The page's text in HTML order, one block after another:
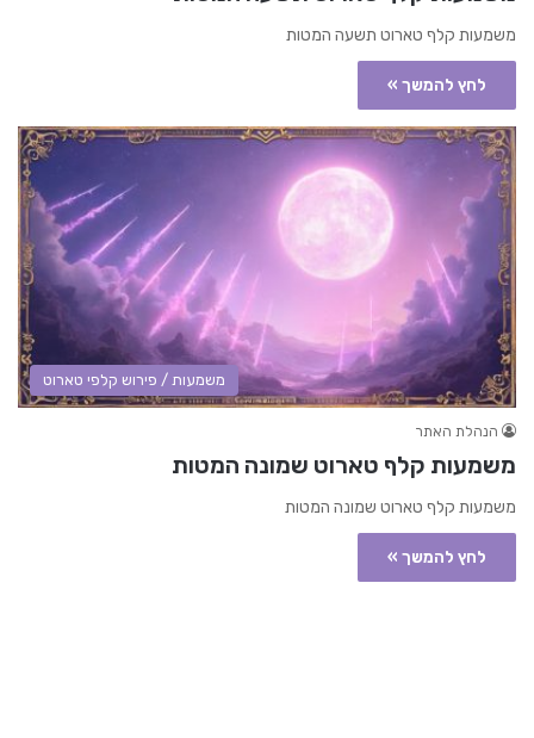
משמעות קלף טארוט תשעה המטות
לחץ להמשך »
משמעות / פירוש קלפי טארוט
הנהלת האתר
משמעות קלף טארוט שמונה המטות
משמעות קלף טארוט שמונה המטות
לחץ להמשך »